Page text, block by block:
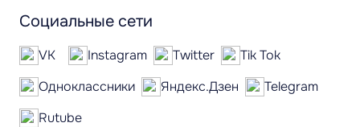
Социальные сети
VK Instagram Twitter
Tik Tok
Одноклассники
Яндекс.Дзен
Telegram
Rutube